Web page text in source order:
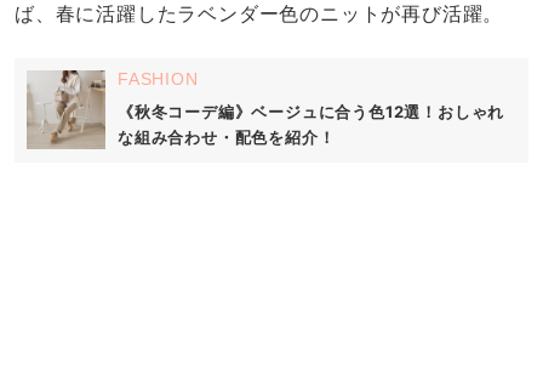
ば、春に活躍したラベンダー色のニットが再び活躍。
FASHION
《秋冬コーデ編》ベージュに合う色12選！おしゃれ
な組み合わせ・配色を紹介！